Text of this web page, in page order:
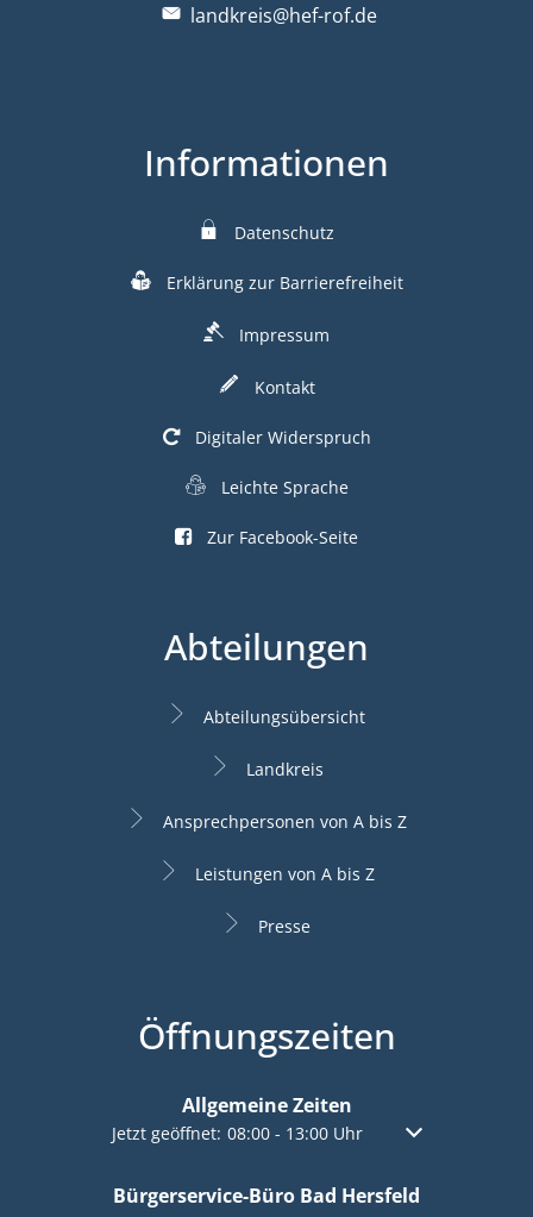
landkreis@hef-rof.de
Informationen
Datenschutz
Erklärung zur Barrierefreiheit
Impressum
Kontakt
Digitaler Widerspruch
Leichte Sprache
Zur Facebook-Seite
Abteilungen
Abteilungsübersicht
Landkreis
Ansprechpersonen von A bis Z
Leistungen von A bis Z
Presse
Öffnungszeiten
Allgemeine Zeiten
Klicken, um weitere Öffnungs- oder Schließzeiten
Jetzt geöffnet: 08:00- 13:00Uhr Von 08:00 bis
Bürgerservice-Büro Bad Hersfeld